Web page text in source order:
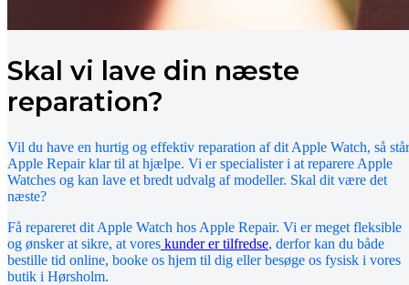
Skal vi lave din næste
reparation?
Vil du have en hurtig og effektiv reparation af dit Apple Watch, så står
Apple Repair klar til at hjælpe. Vi er specialister i at reparere Apple
Watches og kan lave et bredt udvalg af modeller. Skal dit være det
næste?
Få repareret dit Apple Watch hos Apple Repair. Vi er meget fleksible
og ønsker at sikre, at vores kunder er tilfredse, derfor kan du både
bestille tid online, booke os hjem til dig eller besøge os fysisk i vores
butik i Hørsholm.